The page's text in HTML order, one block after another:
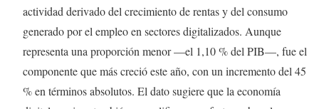
actividad derivado del crecimiento de rentas y del consumo
generado por el empleo en sectores digitalizados. Aunque
representa una proporción menor —el 1,10 % del PIB—, fue el
componente que más creció este año, con un incremento del 45
% en términos absolutos. El dato sugiere que la economía